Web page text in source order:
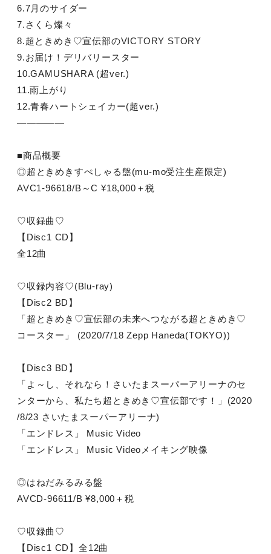
6.7月のサイダー
7.さくら燦々
8.超ときめき♡宣伝部のVICTORY STORY
9.お届け！デリバリースター
10.GAMUSHARA (超ver.)
11.雨上がり
12.青春ハートシェイカー(超ver.)
—————
■商品概要
◎超ときめきすぺしゃる盤(mu-mo受注生産限定)
AVC1-96618/B～C ¥18,000＋税
♡収録曲♡
【Disc1 CD】
全12曲
♡収録内容♡(Blu-ray)
【Disc2 BD】
「超ときめき♡宣伝部の未来へつながる超ときめき♡
コースター」 (2020/7/18 Zepp Haneda(TOKYO))
【Disc3 BD】
「よ～し、それなら！さいたまスーパーアリーナのセ
ンターから、私たち超ときめき♡宣伝部です！」(2020
/8/23 さいたまスーパーアリーナ)
「エンドレス」 Music Video
「エンドレス」 Music Videoメイキング映像
◎はねだみるみる盤
AVCD-96611/B ¥8,000＋税
♡収録曲♡
【Disc1 CD】全12曲